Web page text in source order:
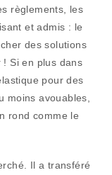
règlements, les
et admis : le
des solutions
Si en plus dans
pour des
moins avouables,
rond comme le
Il a transféré